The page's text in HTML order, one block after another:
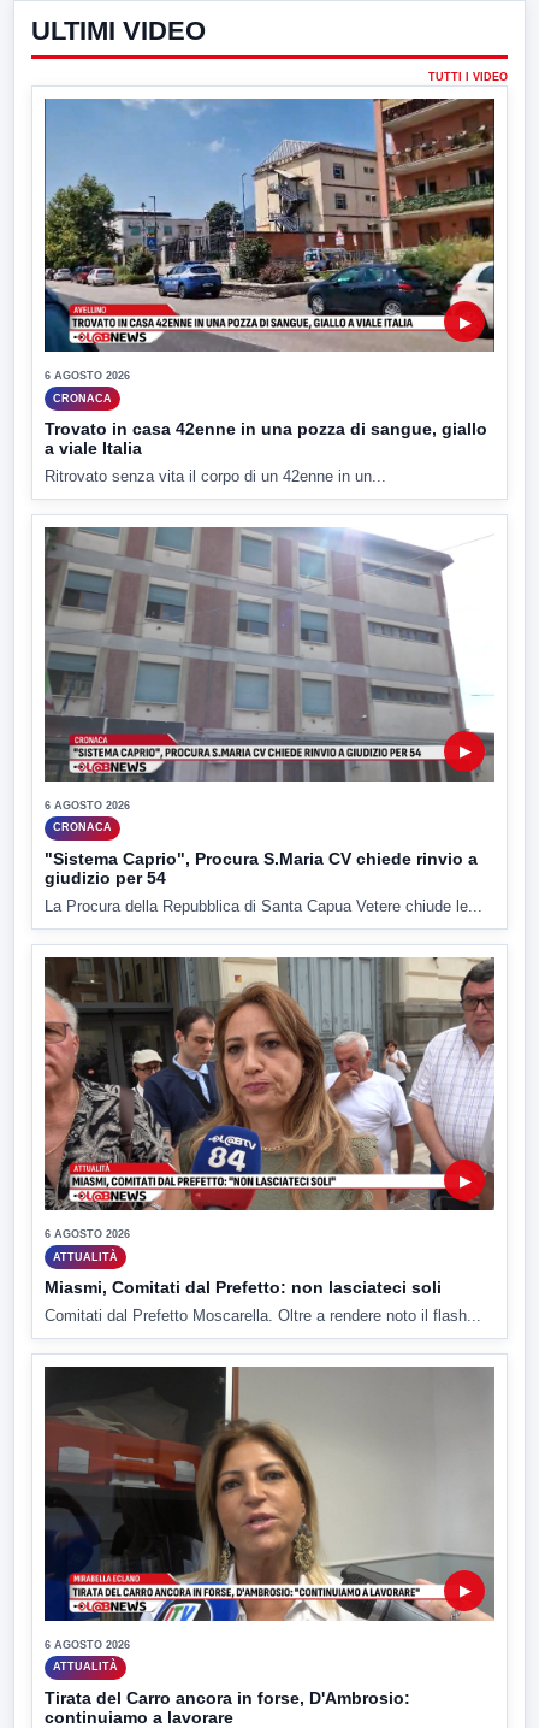
ULTIMI VIDEO
TUTTI I VIDEO
▶
6 AGOSTO 2026
CRONACA
Trovato in casa 42enne in una pozza di sangue, giallo
a viale Italia
Ritrovato senza vita il corpo di un 42enne in un...
▶
6 AGOSTO 2026
CRONACA
"Sistema Caprio", Procura S.Maria CV chiede rinvio a
giudizio per 54
La Procura della Repubblica di Santa Capua Vetere chiude le...
▶
6 AGOSTO 2026
ATTUALITÀ
Miasmi, Comitati dal Prefetto: non lasciateci soli
Comitati dal Prefetto Moscarella. Oltre a rendere noto il flash...
▶
6 AGOSTO 2026
ATTUALITÀ
Tirata del Carro ancora in forse, D'Ambrosio:
continuiamo a lavorare